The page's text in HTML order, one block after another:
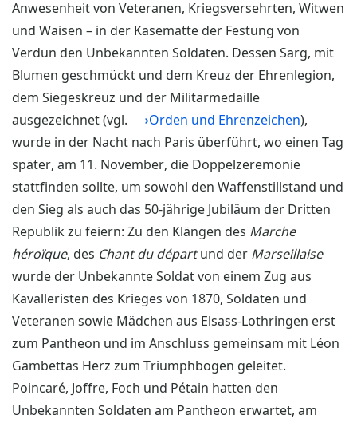
Anwesenheit von Veteranen, Kriegsversehrten, Witwen
und Waisen – in der Kasematte der Festung von
Verdun den Unbekannten Soldaten. Dessen Sarg, mit
Blumen geschmückt und dem Kreuz der Ehrenlegion,
dem Siegeskreuz und der Militärmedaille
ausgezeichnet (vgl. ⟶Orden und Ehrenzeichen),
wurde in der Nacht nach Paris überführt, wo einen Tag
später, am 11. November, die Doppelzeremonie
stattfinden sollte, um sowohl den Waffenstillstand und
den Sieg als auch das 50-jährige Jubiläum der Dritten
Republik zu feiern: Zu den Klängen des Marche
héroïque, des Chant du départund der Marseillaise
wurde der Unbekannte Soldat von einem Zug aus
Kavalleristen des Krieges von 1870, Soldaten und
Veteranen sowie Mädchen aus Elsass-Lothringen erst
zum Pantheon und im Anschluss gemeinsam mit Léon
Gambettas Herz zum Triumphbogen geleitet.
Poincaré, Joffre, Foch und Pétain hatten den
Unbekannten Soldaten am Pantheon erwartet, am